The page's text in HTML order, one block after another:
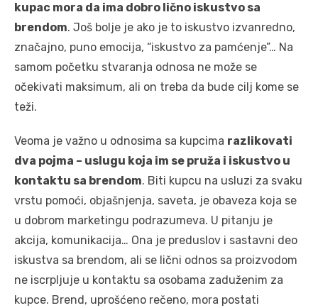
kupac mora da ima dobro lično iskustvo sa
brendom. Još bolje je ako je to iskustvo izvanredno,
značajno, puno emocija, “iskustvo za pamćenje”… Na
samom početku stvaranja odnosa ne može se
očekivati maksimum, ali on treba da bude cilj kome se
teži.
Veoma je važno u odnosima sa kupcima razlikovati
dva pojma – uslugu koja im se pruža i iskustvo u
kontaktu sa brendom. Biti kupcu na usluzi za svaku
vrstu pomoći, objašnjenja, saveta, je obaveza koja se
u dobrom marketingu podrazumeva. U pitanju je
akcija, komunikacija… Ona je preduslov i sastavni deo
iskustva sa brendom, ali se lični odnos sa proizvodom
ne iscrpljuje u kontaktu sa osobama zaduženim za
kupce. Brend, uprošćeno rečeno, mora postati